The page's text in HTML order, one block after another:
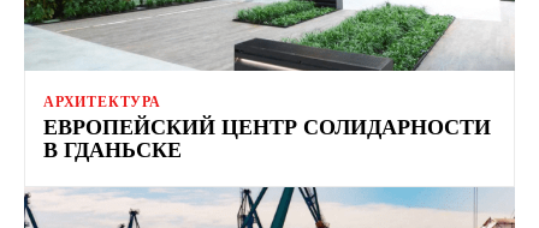
АРХИТЕКТУРА
ЕВРОПЕЙСКИЙ ЦЕНТР СОЛИДАРНОСТИ
В ГДАНЬСКЕ